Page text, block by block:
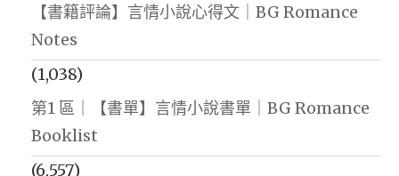
【書籍評論】言情小說心得文｜BG Romance
Notes
(1,038)
第1 區｜【書單】言情小說書單｜BG Romance
Booklist
(6,557)